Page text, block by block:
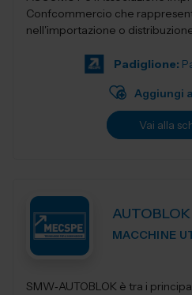
Confcommercio che
nell'importazione o
Padiglione:
Aggiungi
Vai alla
MACCHINE
SMW‑AUTOBLOK è tra i